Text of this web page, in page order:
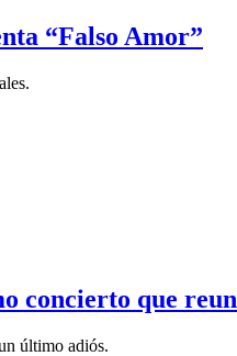
“Falso Amor”
concierto que
último adiós.